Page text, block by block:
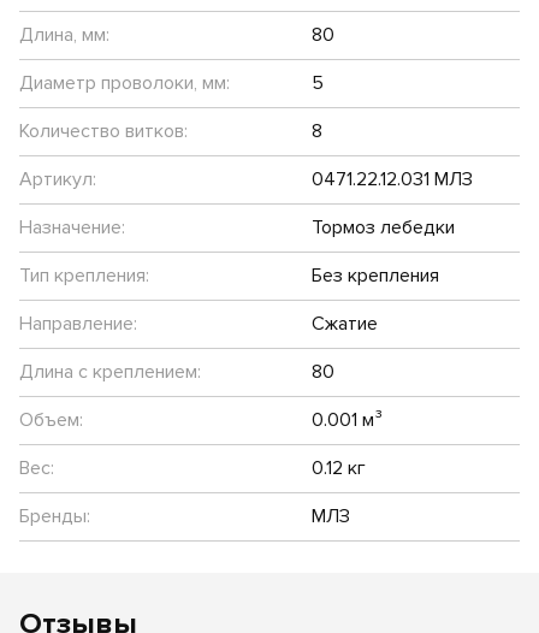
Длина, мм:
80
Диаметр проволоки, мм:
5
Количество витков:
8
Артикул:
0471.22.12.031 МЛЗ
Назначение:
Тормоз лебедки
Тип крепления:
Без крепления
Направление:
Сжатие
Длина с креплением:
80
Объем:
0.001 м³
Вес:
0.12 кг
Бренды:
МЛЗ
Отзывы